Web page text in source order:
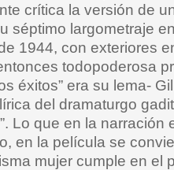
crítica la versión de
séptimo largometraje
1944, con exteriores
todopoderosa
éxitos” era su lema-
del dramaturgo
Lo que en la narración
en la película se
mujer cumple en el